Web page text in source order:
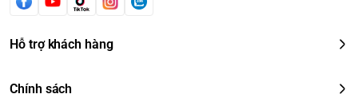
Hỗ trợ khách hàng
Chính sách